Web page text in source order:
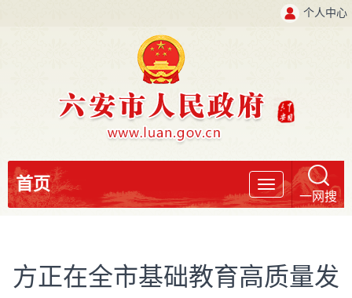
个人中心
导
航
首页
一网搜
方正在全市基础教育高质量发